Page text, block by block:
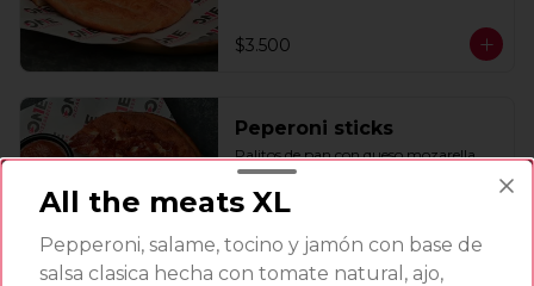
$3.500
Peperoni sticks
Palitos de pan con queso mozarella,
topping de oregano y pepperoni
crunch.
$4.500
All the meats XL
Pepperoni, salame, tocino y jamón con base de
salsa clasica hecha con tomate natural, ajo,